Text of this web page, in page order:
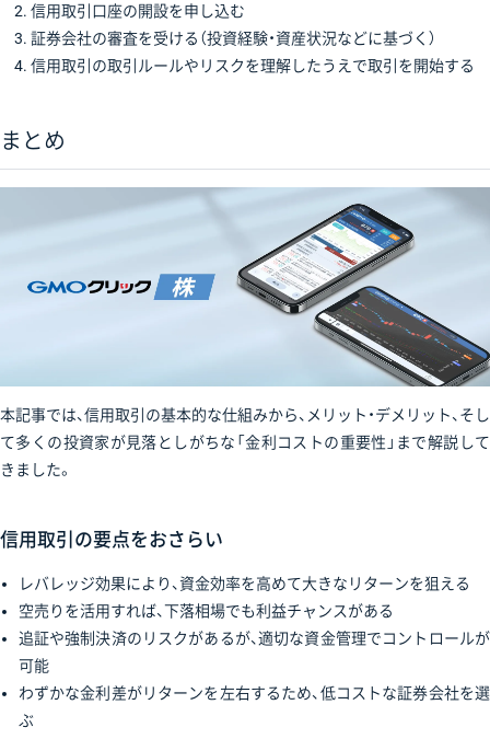
信用取引口座の開設を申し込む
証券会社の審査を受ける（投資経験・資産状況などに基づく）
信用取引の取引ルールやリスクを理解したうえで取引を開始する
まとめ
本記事では、信用取引の基本的な仕組みから、メリット・デメリット、そし
て多くの投資家が見落としがちな「金利コストの重要性」まで解説して
きました。
信用取引の要点をおさらい
レバレッジ効果により、資金効率を高めて大きなリターンを狙える
空売りを活用すれば、下落相場でも利益チャンスがある
追証や強制決済のリスクがあるが、適切な資金管理でコントロールが
可能
わずかな金利差がリターンを左右するため、低コストな証券会社を選
ぶ